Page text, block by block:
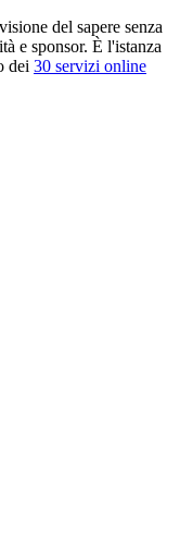
del sapere senza
e sponsor. È l'istanza
dei 30 servizi online